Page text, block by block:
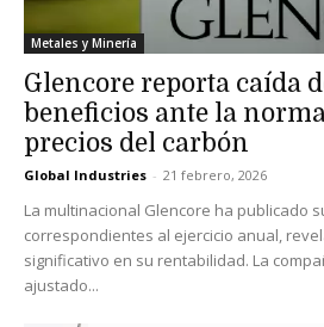
Metales y Minería
Glencore reporta caída
beneficios ante la
precios del carbón
Global Industries - 21 febrero, 2026
La multinacional Glencore ha publicado
correspondientes al ejercicio anual,
significativo en su rentabilidad. La
ajustado...